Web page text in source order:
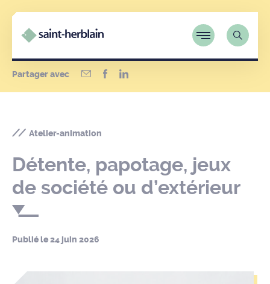
Partager avec
Atelier-animation
Détente, papotage, jeux
de société ou d’extérieur
Publié le24 juin 2026